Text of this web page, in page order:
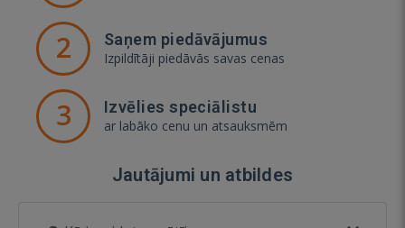
2 Saņem piedāvājumus
Izpildītāji piedāvās savas cenas
3 Izvēlies speciālistu
ar labāko cenu un atsauksmēm
Jautājumi un atbildes